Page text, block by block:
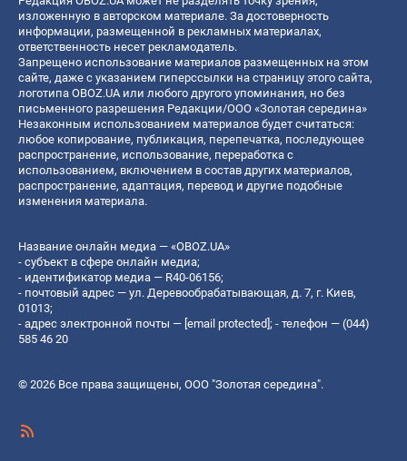
изложенную в авторском материале. За достоверность
информации, размещенной в рекламных материалах,
ответственность несет рекламодатель.
Запрещено использование материалов размещенных на этом
сайте, даже с указанием гиперссылки на страницу этого сайта,
логотипа OBOZ.UA или любого другого упоминания, но без
письменного разрешения Редакции/ООО «Золотая середина»
Незаконным использованием материалов будет считаться:
любое копирование, публикация, перепечатка, последующее
распространение, использование, переработка с
использованием, включением в состав других материалов,
распространение, адаптация, перевод и другие подобные
изменения материала.
Название онлайн медиа — «OBOZ.UA»
- субъект в сфере онлайн медиа;
- идентификатор медиа — R40-06156;
- почтовый адрес — ул. Деревообрабатывающая, д. 7, г. Киев,
01013;
- адрес электронной почты — [email protected] ; - телефон — (044)
585 46 20
© 2026 Все права защищены, ООО "Золотая середина".